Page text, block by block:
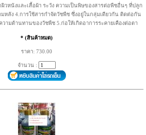
วหนังและเสื้อผ้า ระวัง ความเป็นพิษของสารต่อพืชอื่นๆ ที่ปลูก
หลัง 4.การใช้สารกำจัดวัชพืช ซึ่งอยู่ในกลุ่มเดียวกัน ติดต่อกัน
วามต้านทานของวัชพืช 5.ก่อให้เกิดอาการระคายเคืองต่อตา
* (สินค้าหมด)
ราคา: 730.00
จำนวน :